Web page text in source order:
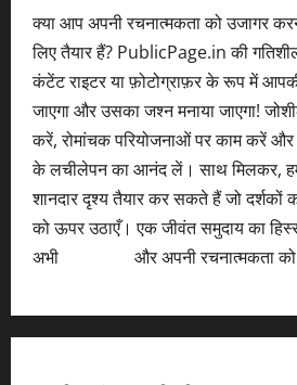
क्या आप अपनी रचनात्मकता को उजागर
लिए तैयार हैं? PublicPage.in की
कंटेंट राइटर या फ़ोटोग्राफ़र के रूप में आपकी
जाएगा और उसका जश्न मनाया जाएगा!
करें, रोमांचक परियोजनाओं पर काम करें और
के लचीलेपन का आनंद लें। साथ मिलकर,
शानदार दृश्य तैयार कर सकते हैं जो दर्शकों
को ऊपर उठाएँ। एक जीवंत समुदाय का
अभी
और अपनी रचनात्मकता